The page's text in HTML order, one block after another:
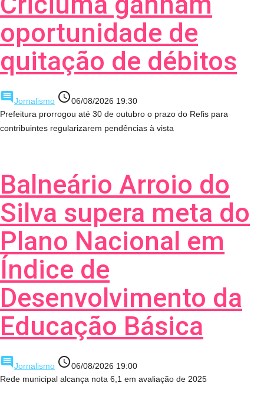
oportunidade de
quitação de débitos
comment Jornalismo access_time06/08/2026 19:30
Prefeitura prorrogou até 30 de outubro o prazo do Refis para
contribuintes regularizarem pendências à vista
Balneário Arroio do
Silva supera meta do
Plano Nacional em
Índice de
Desenvolvimento da
Educação Básica
comment Jornalismo access_time06/08/2026 19:00
Rede municipal alcança nota 6,1 em avaliação de 2025